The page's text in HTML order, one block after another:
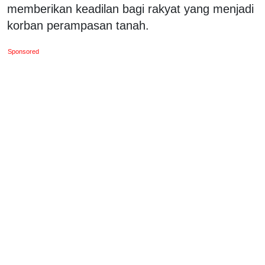
memberikan keadilan bagi rakyat yang menjadi
korban perampasan tanah.
Sponsored